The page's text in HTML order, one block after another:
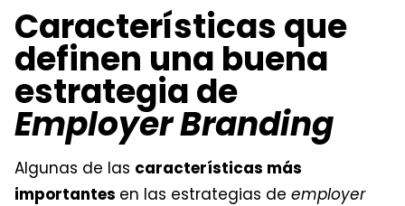
Características que
definen una buena
estrategia de
Employer Branding
Algunas de las características más
importantes en las estrategias de employer